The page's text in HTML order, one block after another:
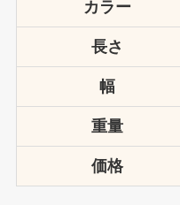
カラー
長さ
幅
重量
価格